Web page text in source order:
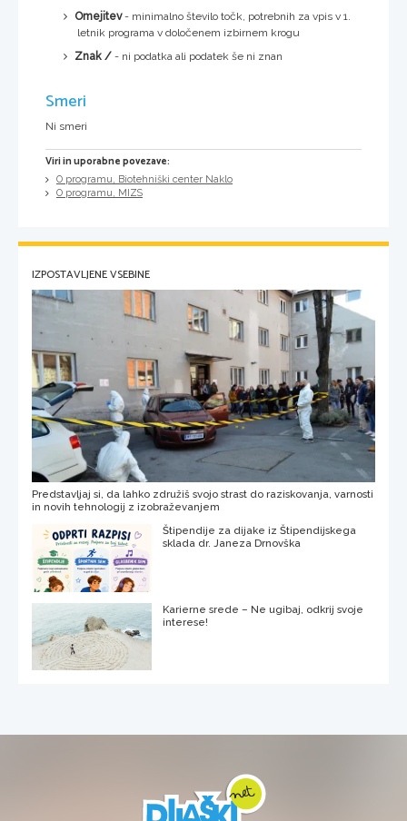
Omejitev- minimalno število točk, potrebnih za vpis v 1.
letnik programa v določenem izbirnem krogu
Znak / - ni podatka ali podatek še ni znan
Smeri
Ni smeri
Viri in uporabne povezave:
O programu, Biotehniški center Naklo
O programu, MIZS
IZPOSTAVLJENE VSEBINE
Predstavljaj si, da lahko združiš svojo strast do raziskovanja, varnosti
in novih tehnologij z izobraževanjem
Štipendije za dijake iz Štipendijskega
sklada dr. Janeza Drnovška
Karierne srede – Ne ugibaj, odkrij svoje
interese!